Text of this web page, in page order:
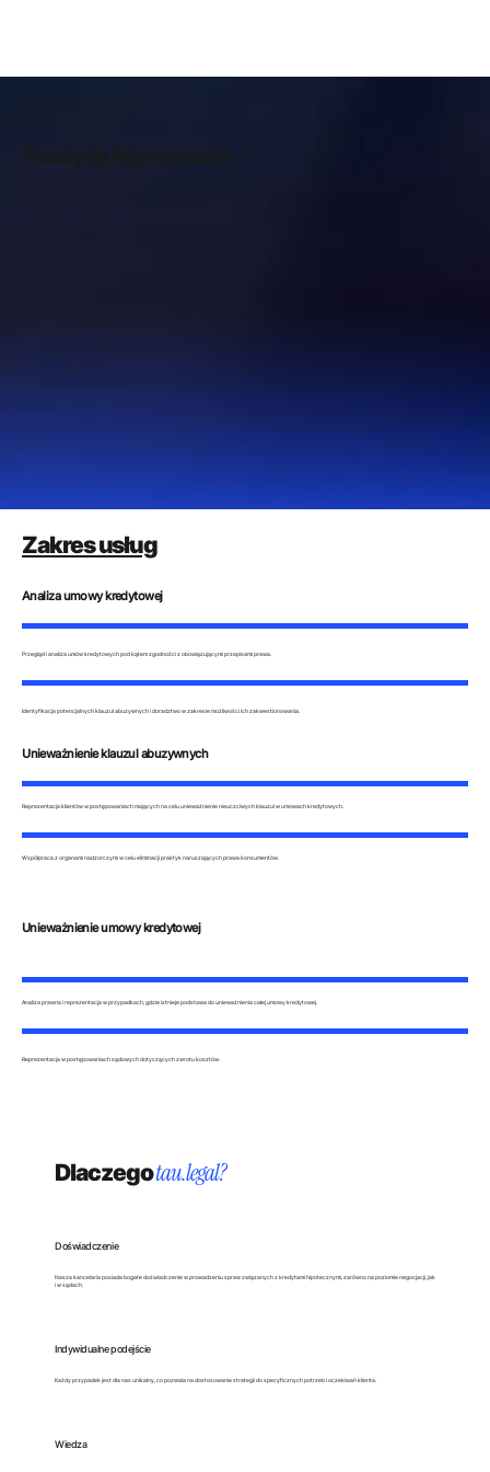
Zakres usług
Analiza umowy kredytowej
Przegląd i analiza umów kredytowych pod kątem zgodności z obowiązującymi przepisami prawa.
Identyfikacja potencjalnych klauzul abuzywnych i doradztwo w zakresie możliwości ich zakwestionowania.
Unieważnienie klauzul abuzywnych
Reprezentacja klientów w postępowaniach mających na celu unieważnienie nieuczciwych klauzul w umowach kredytowych.
Współpraca z organami nadzorczymi w celu eliminacji praktyk naruszających prawa konsumentów.
Unieważnienie umowy kredytowej
Analiza prawna i reprezentacja w przypadkach, gdzie istnieje podstawa do unieważnienia całej umowy kredytowej.
Reprezentacja w postępowaniach sądowych dotyczących zwrotu kosztów.
Doświadczenie
Nasza kancelaria posiada bogate doświadczenie w prowadzeniu spraw związanych z kredytami hipotecznymi, zarówno na poziomie negocjacji, jak
i w sądach.
Dlaczegotau.legal?
Indywidualne podejście
Każdy przypadek jest dla nas unikalny, co pozwala na dostosowanie strategii do specyficznych potrzeb i oczekiwań klienta.
Wiedza